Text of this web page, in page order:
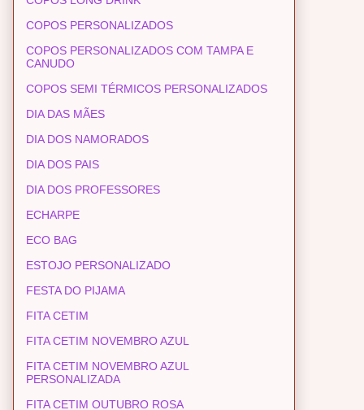
COPOS PERSONALIZADOS
COPOS PERSONALIZADOS COM TAMPA E
CANUDO
COPOS SEMI TÉRMICOS PERSONALIZADOS
DIA DAS MÃES
DIA DOS NAMORADOS
DIA DOS PAIS
DIA DOS PROFESSORES
ECHARPE
ECO BAG
ESTOJO PERSONALIZADO
FESTA DO PIJAMA
FITA CETIM
FITA CETIM NOVEMBRO AZUL
FITA CETIM NOVEMBRO AZUL
PERSONALIZADA
FITA CETIM OUTUBRO ROSA